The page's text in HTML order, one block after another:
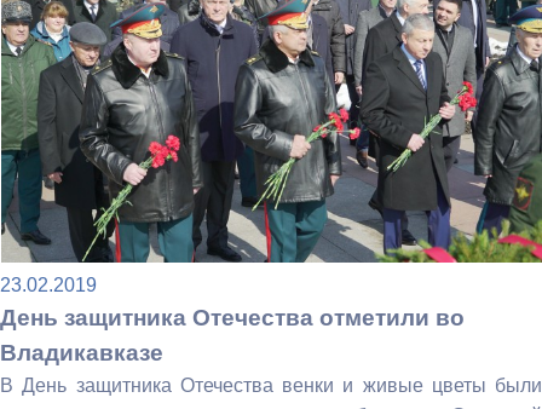
23.02.2019
День защитника Отечества отметили во
Владикавказе
В День защитника Отечества венки и живые цветы были